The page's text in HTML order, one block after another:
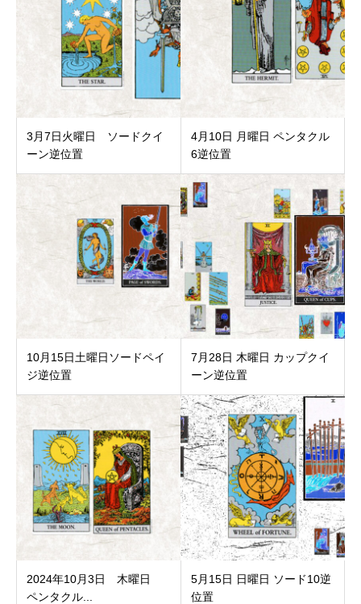
3月7日火曜日 ソードクイ
ーン逆位置
4月10日 月曜日 ペンタクル
6逆位置
10月15日土曜日ソードペイ
ジ逆位置
7月28日 木曜日 カップクイ
ーン逆位置
2024年10月3日 木曜日
ペンタクル...
5月15日 日曜日 ソード10逆
位置